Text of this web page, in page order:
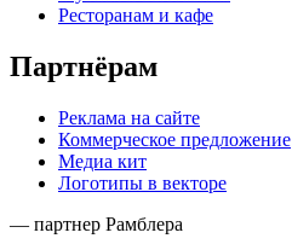
Ресторанам и кафе
Партнёрам
Реклама на сайте
Коммерческое предложение
Медиа кит
Логотипы в векторе
— партнер Рамблера